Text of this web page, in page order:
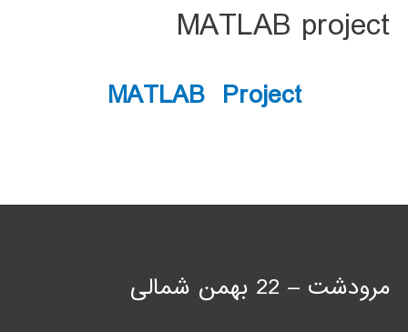
MATLAB project
MATLAB Project
مرودشت – 22 بهمن شمالی